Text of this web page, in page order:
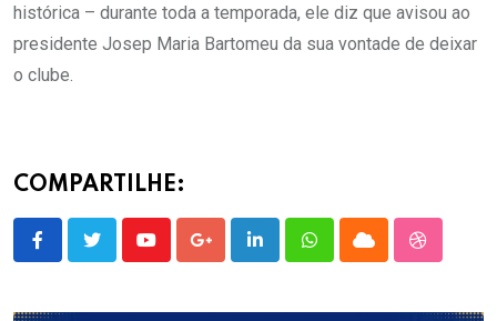
histórica – durante toda a temporada, ele diz que avisou ao
presidente Josep Maria Bartomeu da sua vontade de deixar
o clube.
COMPARTILHE:
YoutubeGoogle+LinkedInWhatsappCloud